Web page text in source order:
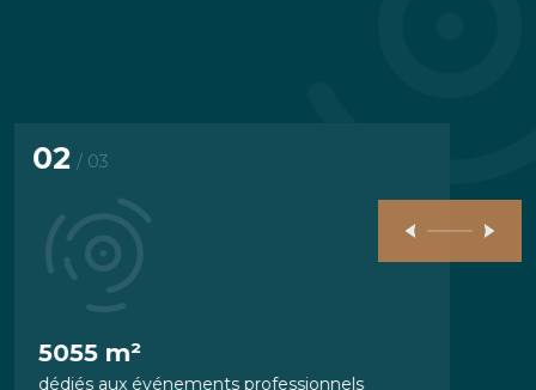
/ 03
02
5055 m²
dédiés aux événements professionnels